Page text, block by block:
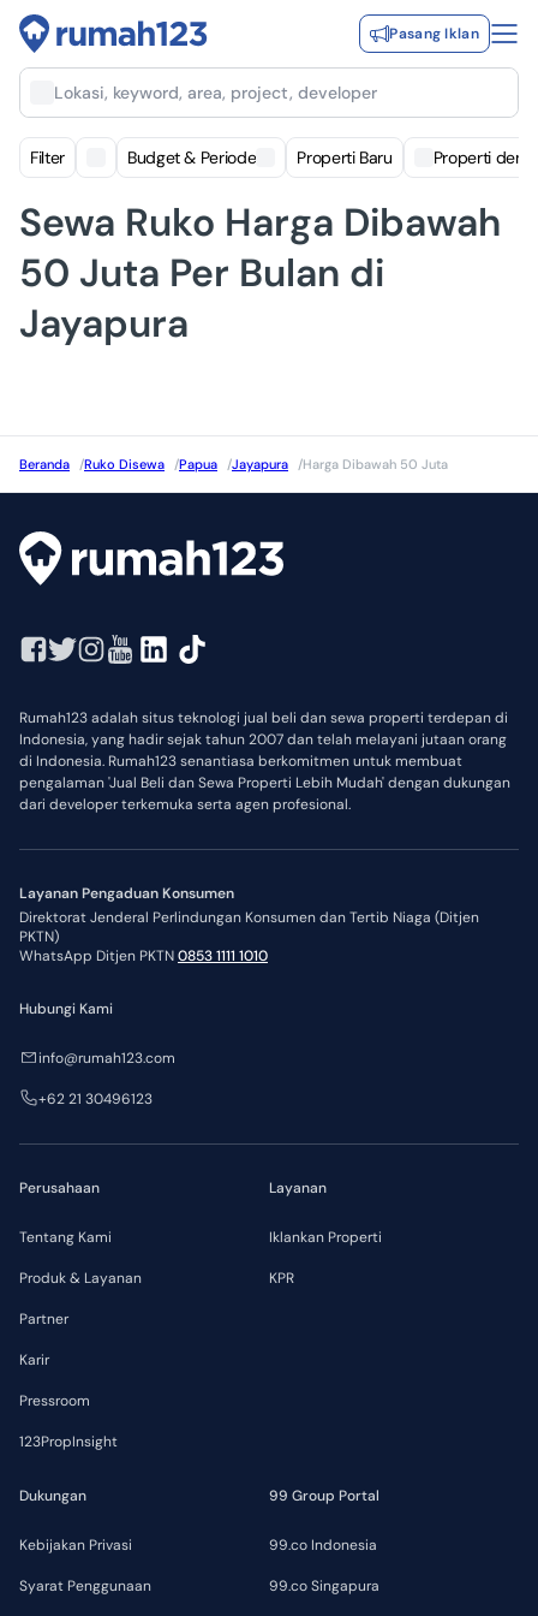
Pasang Iklan
Lokasi, keyword, area, project, developer
Filter Budget & Periode Properti Baru Properti
Sewa Ruko Harga Dibawah
50 Juta Per Bulan di
Jayapura
Beranda /Ruko Disewa /Papua /Jayapura /Harga Dibawah 50 Juta
Rumah123 adalah situs teknologi jual beli dan sewa properti terdepan di
Indonesia, yang hadir sejak tahun 2007 dan telah melayani jutaan orang
di Indonesia. Rumah123 senantiasa berkomitmen untuk membuat
pengalaman 'Jual Beli dan Sewa Properti Lebih Mudah' dengan dukungan
dari developer terkemuka serta agen profesional.
Layanan Pengaduan Konsumen
Direktorat Jenderal Perlindungan Konsumen dan Tertib Niaga (Ditjen
PKTN)
WhatsApp Ditjen PKTN0853 1111 1010
Perusahaan
Tentang Kami
Produk & Layanan
Partner
Karir
Pressroom
123PropInsight
Layanan
Iklankan Properti
KPR
Dukungan
Kebijakan Privasi
Syarat Penggunaan
99 Group Portal
99.co Indonesia
99.co Singapura
Hubungi Kami
info@rumah123.com
+62 21 30496123